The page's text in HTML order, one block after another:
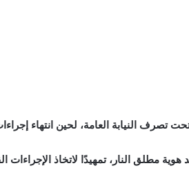
تصرف النيابة العامة، لحين انتهاء
مطلق النار، تمهيدًا لاتخاذ